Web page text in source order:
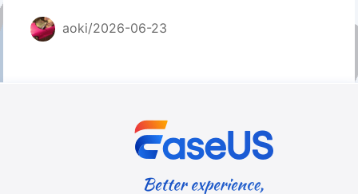
aoki/2026-06-23